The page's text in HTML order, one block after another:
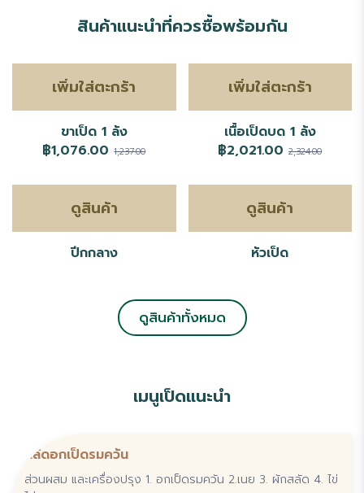
สินค้าแนะนำที่ควรซื้อพร้อมกัน
เพิ่มใส่ตะกร้า
ขาเป็ด 1 ลัง
฿1,076.001,237.00
เพิ่มใส่ตะกร้า
เนื้อเป็ดบด 1 ลัง
฿2,021.002,324.00
ดูสินค้า
ปีกกลาง
ดูสินค้า
หัวเป็ด
ดูสินค้าทั้งหมด
เมนูเป็ดแนะนำ
สลัดอกเป็ดรมควัน
ส่วนผสม และเครื่องปรุง 1. อกเป็ดรมควัน 2.เนย 3. ผักสลัด 4. ไข่